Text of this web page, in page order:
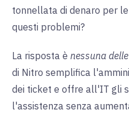
tonnellata di denaro per
questi problemi?
La risposta è nessuna
di Nitro semplifica
dei ticket e offre all'IT gli
l'assistenza senza